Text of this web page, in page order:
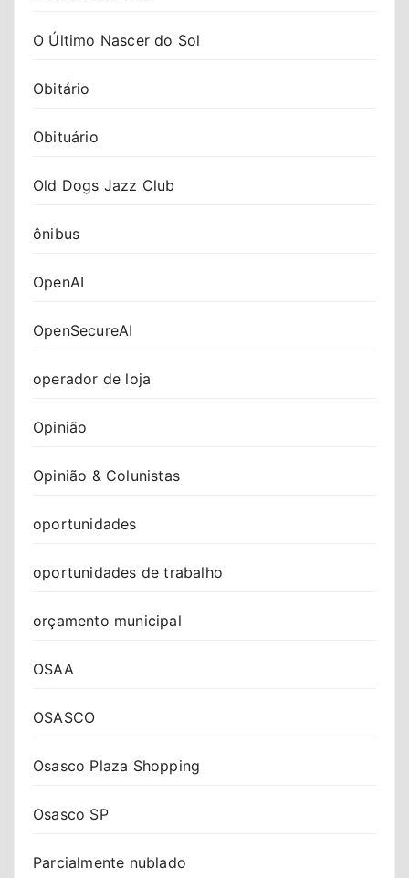
O Último Nascer do Sol
Obitário
Obituário
Old Dogs Jazz Club
ônibus
OpenAI
OpenSecureAI
operador de loja
Opinião
Opinião & Colunistas
oportunidades
oportunidades de trabalho
orçamento municipal
OSAA
OSASCO
Osasco Plaza Shopping
Osasco SP
Parcialmente nublado